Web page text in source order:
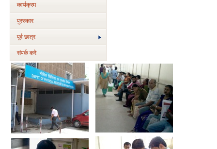
कार्यक्रम
पुरस्‍कार
पूर्व छात्र
संपर्क करे